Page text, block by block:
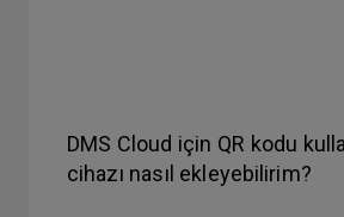
DMS Cloud için QR kodu
cihazı nasıl ekleyebilirim?